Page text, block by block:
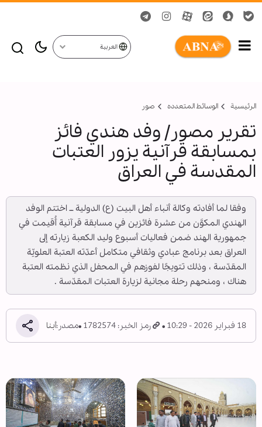
العربية
الرئيسية الوسائط المتعدده صور
تقرير مصور/ وفد هندي فائز
بمسابقة قرآنية يزور العتبات
المقدسة في العراق
وفقا لما أفادته وكالة أنباء أهل البيت (ع) الدولية ــ اختتم الوفد
الهندي المكوَّن من عشرة فائزين في مسابقة قرآنية أُقيمت في
جمهورية الهند ضمن فعاليات أسبوع وليد الكعبة زيارته إلى
العراق بعد برنامج عبادي وثقافي متكامل أعدّته العتبة العلويّة
المقدّسة ، وذلك تتويجًا لفوزهم في المحفل الذي نظمته العتبة
هناك ، ومنحهم رحلة مجانية لزيارة العتبات المقدّسة .
18 فبراير 2026 - 10:29 رمز الخبر: 1782574 مصدر:أبنا